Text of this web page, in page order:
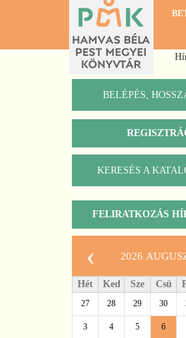
BELÉPÉS,
Katalógus
KERESÉS A
FELIRATKOZÁS
2026
‹
Hét Ked Sze Csü
27 28 29 30
3 4 5 6